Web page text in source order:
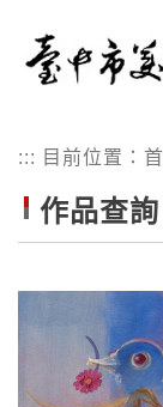
::: 目前位置：
作品查詢